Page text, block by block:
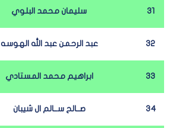
31 سليمان محمد البلوي
32 عبد الرحمن عبد الله الهوسه
33 ابراهيم محمد المستادي
34 صــالح ســالم ال شيبان